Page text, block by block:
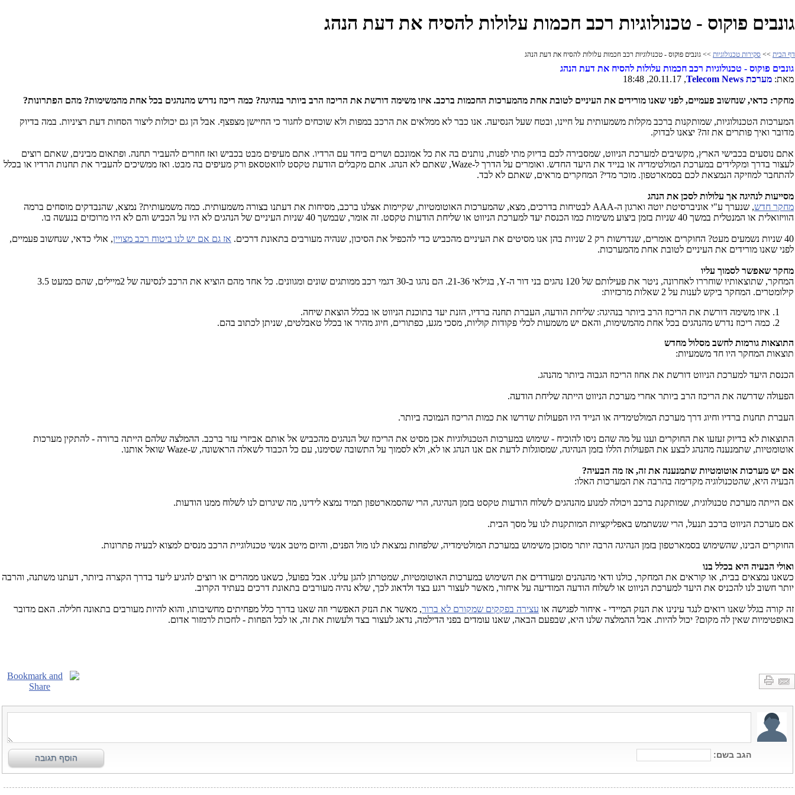
גונבים פוקוס - טכנולוגיות רכב חכמות עלולות להסיח את דעת הנהג
דף הבית >> סקירות טכנולוגיות >> גונבים פוקוס - טכנולוגיות רכב חכמות עלולות להסיח את דעת הנהג
גונבים פוקוס - טכנולוגיות רכב חכמות עלולות להסיח את דעת הנהג
מאת: מערכת Telecom News
, 20.11.17, 18:48
מחקר: כדאי, שנחשוב פעמיים, לפני שאנו מורידים את העיניים לטובת אחת מהמערכות החכמות ברכב. איזו משימה דורשת את הריכוז הרב ביותר בנהיגה? כמה ריכוז נדרש מהנהגים בכל אחת מהמשימות? מהם הפתרונות?
המערכות הטכנולוגיות, שמותקנות ברכב מקלות משמעותית על חיינו, ובטח שעל הנסיעה. אנו כבר לא ממלאים את הרכב במפות ולא שוכחים לחגור כי החיישן מצפצף. אבל הן גם יכולות ליצור הסחות דעת רציניות. במה בדיוק
מדובר ואיך פותרים את זה? יצאנו לבדוק.
אתם נוסעים בכבישי הארץ, מקשיבים למערכת הניווט, שמסבירה לכם בדיוק מתי לפנות, נותנים בה את כל אמונכם ושרים ביחד עם הרדיו. אתם מעיפים מבט בכביש ואז חוזרים להעביר תחנה. ופתאום מבינים, שאתם רוצים
לעצור בדרך ומקלידים במערכת המולטימדיה או בנייד את היעד החדש. ואומרים על הדרך ל-,Waze שאתם לא הנהג. אתם מקבלים הודעת טקסט לוואטסאפ ורק מעיפים בה מבט. ואז ממשיכים להעביר את תחנות הרדיו או בכלל
להתחבר למוזיקה הנמצאת לכם בסמארטפון. מוכר מדי? המחקרים מראים, שאתם לא לבד.
מסייעות לנהיגה אך עלולות לסכן את הנהג
מחקר חדש, שנערך ע"י אוניברסיטת יוטה וארגון ה-AAA לבטיחות בדרכים, מצא, שהמערכות האוטומטיות, שקיימות אצלנו ברכב, מסיחות את דעתנו בצורה משמעותית. כמה משמעותית? נמצא, שהנבדקים מוסחים ברמה
הוויזואלית או המנטלית במשך 40 שניות בזמן ביצוע משימות כמו הכנסת יעד למערכת הניווט או שליחת הודעות טקסט. זה אומר, שבמשך 40 שניות העיניים של הנהגים לא היו על הכביש והם לא היו מרוכזים בנעשה בו.
40 שניות נשמעים מעט? החוקרים אומרים, שנדרשות רק 2 שניות בהן אנו מסיטים את העיניים מהכביש כדי להכפיל את הסיכון, שנהיה מעורבים בתאונת דרכים. אז גם אם יש לנו ביטוח רכב מצויין, אולי כדאי, שנחשוב פעמיים,
לפני שאנו מורידים את העיניים לטובת אחת מהמערכות.
מחקר שאפשר לסמוך עליו
המחקר, שתוצאותיו שוחררו לאחרונה, ניטר את פעילותם של 120 נהגים בני דור ה-
Y
, בגילאי 21-36. הם נהגו ב-30 דגמי רכב ממותגים שונים ומגוונים. כל אחד מהם הוציא את הרכב לנסיעה של 2מיילים, שהם כמעט 3.5
קילומטרים. המחקר ביקש לענות על 2 שאלות מרכזיות:
איזו משימה דורשת את הריכוז הרב ביותר בנהיגה: שליחת הודעה, העברת תחנה ברדיו, הזנת יעד בתוכנת הניווט או בכלל הוצאת שיחה.
כמה ריכוז נדרש מהנהגים בכל אחת מהמשימות, והאם יש משמעות לכלי פקודות קוליות, מסכי מגע, כפתורים, חיוג מהיר או בכלל טאבלטים, שניתן לכתוב בהם.
התוצאות גורמות לחשב מסלול מחדש
תוצאות המחקר היו חד משמעיות:
הכנסת היעד למערכת הניווט דורשת את אחוז הריכוז הגבוה ביותר מהנהג.
הפעולה שדרשה את הריכוז הרב ביותר אחרי מערכת הניווט הייתה שליחת הודעה.
העברת תחנות ברדיו וחיוג דרך מערכת המולטימדיה או הנייד היו הפעולות שדרשו את כמות הריכוז הנמוכה ביותר.
התוצאות לא בדיוק זעזעו את החוקרים וענו על מה שהם ניסו להוכיח - שימוש במערכות הטכנולוגיות אכן מסיט את הריכוז של הנהגים מהכביש אל אותם אביזרי עזר ברכב. ההמלצה שלהם הייתה ברורה - להתקין מערכות
אוטומטיות, שתמנענה מהנהג לבצע את הפעולות הללו בזמן הנהיגה, שמסוגלות לדעת אם אנו הנהג או לא, ולא לסמוך על התשובה שסימנו, עם כל הכבוד לשאלה הראשונה, ש-Waze שואל אותנו.
אם יש מערכות אוטומטיות שתמנענה את זה, אז מה הבעיה?
הבעיה היא, שהטכנולוגיה מקדימה בהרבה את המערכות האלו:
אם הייתה מערכת טכנולוגית, שמותקנת ברכב ויכולה למנוע מהנהגים לשלוח הודעות טקסט בזמן הנהיגה, הרי שהסמארטפון תמיד נמצא לידינו, מה שיגרום לנו לשלוח ממנו הודעות.
אם מערכת הניווט ברכב תנעל, הרי שנשתמש באפליקציות המותקנות לנו על מסך הבית.
החוקרים הבינו, שהשימוש בסמארטפון בזמן הנהיגה הרבה יותר מסוכן משימוש במערכת המולטימדיה, שלפחות נמצאת לנו מול הפנים, והיום מיטב אנשי טכנולוגיית הרכב מנסים למצוא לבעיה פתרונות.
ואולי הבעיה היא בכלל בנו
כשאנו נמצאים בבית, או קוראים את המחקר, כולנו ודאי מהנהנים ומעודדים את השימוש במערכות האוטומטיות, שמטרתן להגן עלינו. אבל בפועל, כשאנו ממהרים או רוצים להגיע ליעד בדרך הקצרה ביותר, דעתנו משתנה, והרבה
יותר חשוב לנו להכניס את היעד למערכת הניווט או לשלוח הודעה המודיעה על איחור, מאשר לעצור רגע בצד ולדאוג לכך, שלא נהיה מעורבים בתאונת דרכים בעתיד הקרוב.
זה קורה בגלל שאנו רואים לנגד עינינו את הנזק המיידי - איחור לפגישה או עצירה בפקקים שמקורם לא ברור, מאשר את הנזק האפשרי וזה שאנו בדרך כלל מפחיתים מחשיבותו, והוא להיות מעורבים בתאונה חלילה. האם מדובר
באופטימיות שאין לה מקום? יכול להיות. אבל ההמלצה שלנו היא, שבפעם הבאה, שאנו עומדים בפני הדילמה, נדאג לעצור בצד ולעשות את זה, או לכל הפחות - לחכות לרמזור אדום.